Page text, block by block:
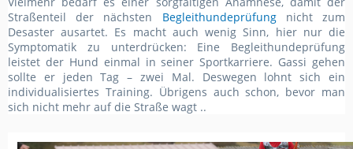
Straßenteil der nächsten
Begleithundeprüfung
nicht zum
Desaster ausartet. Es macht auch wenig Sinn, hier nur die
Symptomatik zu unterdrücken: Eine Begleithundeprüfung
leistet der Hund einmal in seiner Sportkarriere. Gassi gehen
sollte er jeden Tag – zwei Mal. Deswegen lohnt sich ein
individualisiertes Training. Übrigens auch schon, bevor man
sich nicht mehr auf die Straße wagt ..